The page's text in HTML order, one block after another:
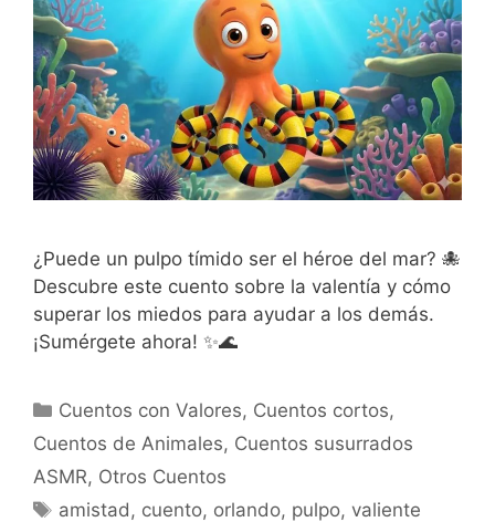
¿Puede un pulpo tímido ser el héroe del mar? 🐙
Descubre este cuento sobre la valentía y cómo
superar los miedos para ayudar a los demás.
¡Sumérgete ahora! ✨🌊
Categorías
Cuentos con Valores, Cuentos cortos,
Cuentos de Animales, Cuentos susurrados
ASMR, Otros Cuentos
Etiquetas
amistad , cuento, orlando, pulpo, valiente